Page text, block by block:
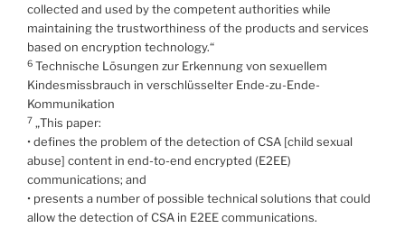
collected and used by the competent authorities while
maintaining the trustworthiness of the products and services
based on encryption technology.“
6 Technische Lösungen zur Erkennung von sexuellem
Kindesmissbrauch in verschlüsselter Ende-zu-Ende-
Kommunikation
7 „This paper:
• defines the problem of the detection of CSA [child sexual
abuse] content in end-to-end encrypted (E2EE)
communications; and
• presents a number of possible technical solutions that could
allow the detection of CSA in E2EE communications.